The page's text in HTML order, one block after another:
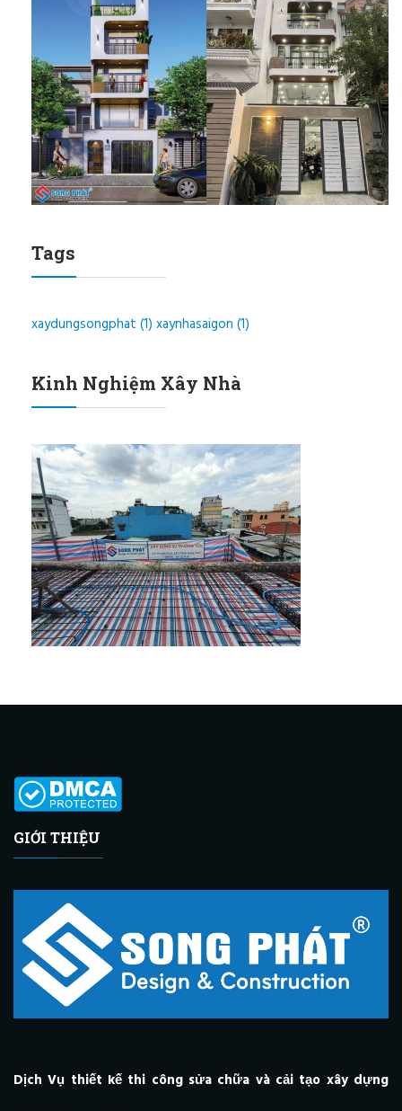
Tags
xaydungsongphat (1) xaynhasaigon (1)
Kinh Nghiệm Xây Nhà
GIỚI THIỆU
Dịch Vụ thiết kế thi công sửa chữa và cải tạo xây dựng